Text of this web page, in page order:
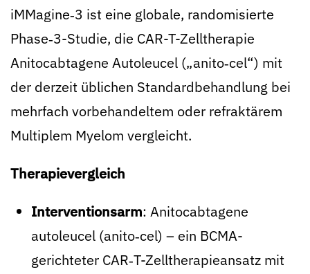
iMMagine‑3 ist eine globale, randomisierte
Phase‑3-Studie, die CAR-T-Zelltherapie
Anitocabtagene Autoleucel („anito‑cel“) mit
der derzeit üblichen Standardbehandlung bei
mehrfach vorbehandeltem oder refraktärem
Multiplem Myelom vergleicht.
Therapievergleich
Interventionsarm: Anitocabtagene
autoleucel (anito‑cel) – ein BCMA-
gerichteter CAR‑T-Zelltherapieansatz mit